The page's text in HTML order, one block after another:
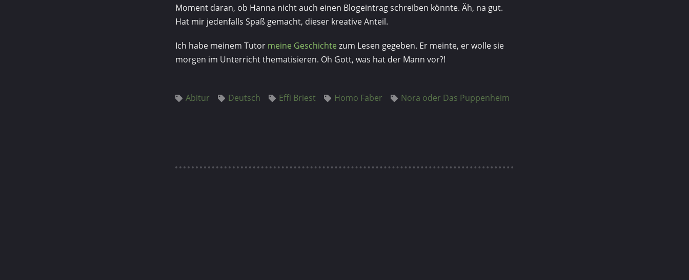
Moment daran, ob Hanna nicht auch einen Blogeintrag schreiben könnte. Äh, na gut.
Hat mir jedenfalls Spaß gemacht, dieser kreative Anteil.
Ich habe meinem Tutor meine Geschichte zum Lesen gegeben. Er meinte, er wolle sie
morgen im Unterricht thematisieren. Oh Gott, was hat der Mann vor?!
Abitur Deutsch Effi Briest Homo Faber Nora oder Das Puppenheim